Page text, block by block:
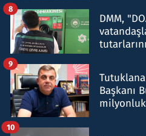
DMM,
8
Başkanı
9
10